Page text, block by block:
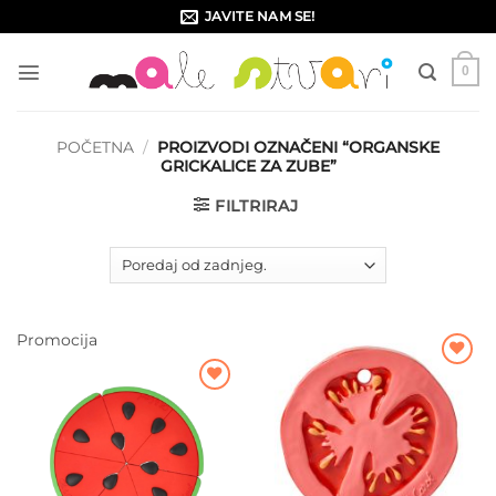
to
content
JAVITE NAM SE!
0
POČETNA / PROIZVODI OZNAČENI “ORGANSKE
GRICKALICE ZA ZUBE”
FILTRIRAJ
Promocija
na listu
želja
Dodajte
na listu
želja